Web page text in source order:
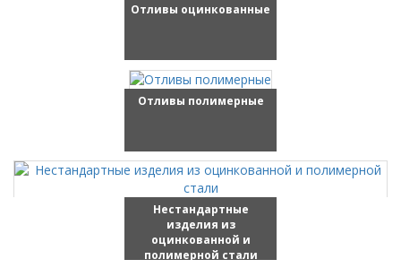
Отливы оцинкованные
Отливы полимерные
Нестандартные
изделия из
оцинкованной и
полимерной стали